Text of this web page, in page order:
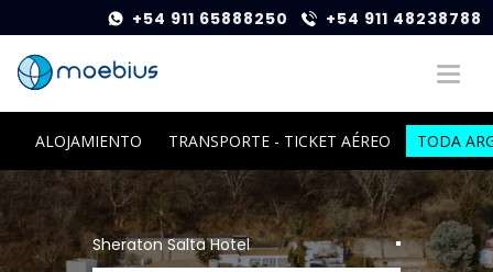
+54 911 65888250 +54 911 48238788
ALOJAMIENTO TRANSPORTE - TICKET AÉREO TODA
Sheraton Salta Hotel